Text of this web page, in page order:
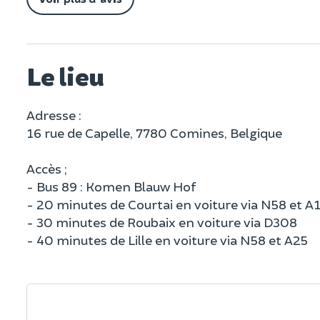
Le lieu
Adresse :
16 rue de Capelle, 7780 Comines, Belgique
Accès ;
- Bus 89 : Komen Blauw Hof
- 20 minutes de Courtai en voiture via N58 et
- 30 minutes de Roubaix en voiture via D308
- 40 minutes de Lille en voiture via N58 et A25